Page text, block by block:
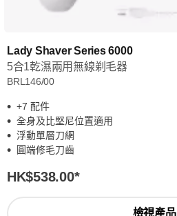
Lady Shaver Series 6000
5合1乾濕兩用無線剃毛器
BRL146/00
+7 配件
全身及比堅尼位置適用
浮動單層刀網
圓端修毛刀齒
HK$538.00*
檢視產品